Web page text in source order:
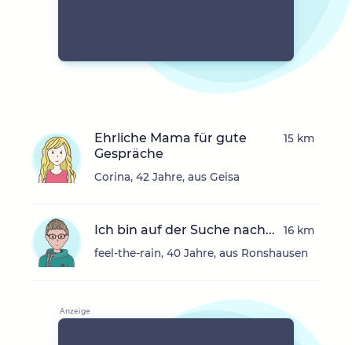
Ehrliche Mama für gute
Gespräche
Corina, 42 Jahre, aus Geisa
15 km
Ich bin auf der Suche nach...
feel-the-rain, 40 Jahre, aus Ronshausen
16 km